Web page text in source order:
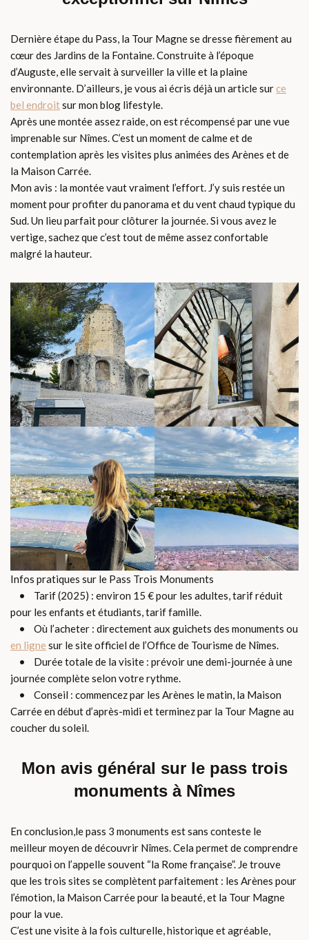
Dernière étape du Pass, la Tour Magne se dresse fièrement au
cœur des Jardins de la Fontaine. Construite à l’époque
d’Auguste, elle servait à surveiller la ville et la plaine
environnante. D’ailleurs, je vous ai écris déjà un article surce
bel endroitsur mon blog lifestyle.
Après une montée assez raide, on est récompensé par une vue
imprenable sur Nîmes. C’est un moment de calme et de
contemplation après les visites plus animées des Arènes et de
la Maison Carrée.
Mon avis : la montée vaut vraiment l’effort. J’y suis restée un
moment pour profiter du panorama et du vent chaud typique du
Sud. Un lieu parfait pour clôturer la journée. Si vous avez le
vertige, sachez que c’est tout de même assez confortable
malgré la hauteur.
Infos pratiques sur le Pass Trois Monuments
• Tarif (2025) : environ 15 € pour les adultes, tarif réduit
pour les enfants et étudiants, tarif famille.
• Où l’acheter : directement aux guichets des monuments ou
en ligne sur le site officiel de l’Office de Tourisme de Nîmes.
• Durée totale de la visite : prévoir une demi-journée à une
journée complète selon votre rythme.
• Conseil : commencez par les Arènes le matin, la Maison
Carrée en début d’après-midi et terminez par la Tour Magne au
coucher du soleil.
Mon avis général sur le pass trois
monuments à Nîmes
En conclusion,le pass 3 monuments est sans conteste le
meilleur moyen de découvrir Nîmes. Cela permet de comprendre
pourquoi on l’appelle souvent “la Rome française”. Je trouve
que les trois sites se complètent parfaitement : les Arènes pour
l’émotion, la Maison Carrée pour la beauté, et la Tour Magne
pour la vue.
C’est une visite à la fois culturelle, historique et agréable,